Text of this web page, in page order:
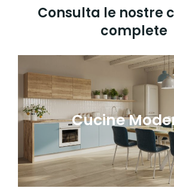
Consulta le nostre
complete
Cucine